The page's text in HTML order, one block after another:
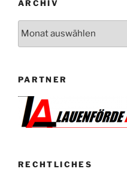
ARCHIV
PARTNER
RECHTLICHES